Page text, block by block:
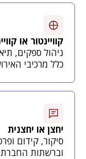
קוויינטור או
ניהול ספקים,
כלל מרכיבי
יחצן או יחצנית
סיקור, קידום
וברשתות